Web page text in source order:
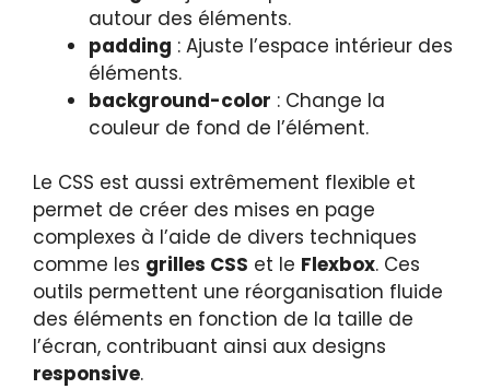
autour des éléments.
padding : Ajuste l’espace intérieur des
éléments.
background-color : Change la
couleur de fond de l’élément.
Le CSS est aussi extrêmement flexible et
permet de créer des mises en page
complexes à l’aide de divers techniques
comme les grilles CSS et le Flexbox. Ces
outils permettent une réorganisation fluide
des éléments en fonction de la taille de
l’écran, contribuant ainsi aux designs
responsive.